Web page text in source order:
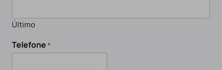
Último
Telefone *